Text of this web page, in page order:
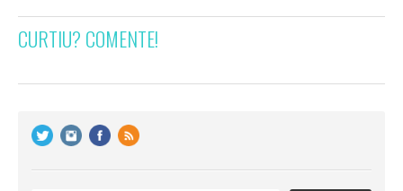
CURTIU? COMENTE!